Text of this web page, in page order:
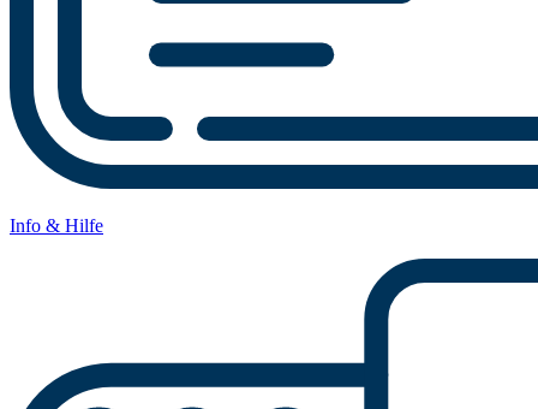
Info & Hilfe